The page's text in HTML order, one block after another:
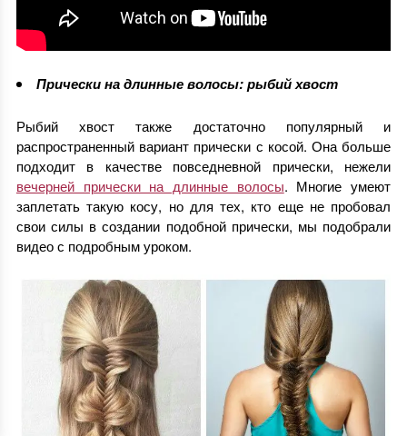
Прически на длинные волосы: рыбий хвост
Рыбий хвост также достаточно популярный и
распространенный вариант прически с косой. Она больше
подходит в качестве повседневной прически, нежели
вечерней прически на длинные волосы. Многие умеют
заплетать такую косу, но для тех, кто еще не пробовал
свои силы в создании подобной прически, мы подобрали
видео с подробным уроком.